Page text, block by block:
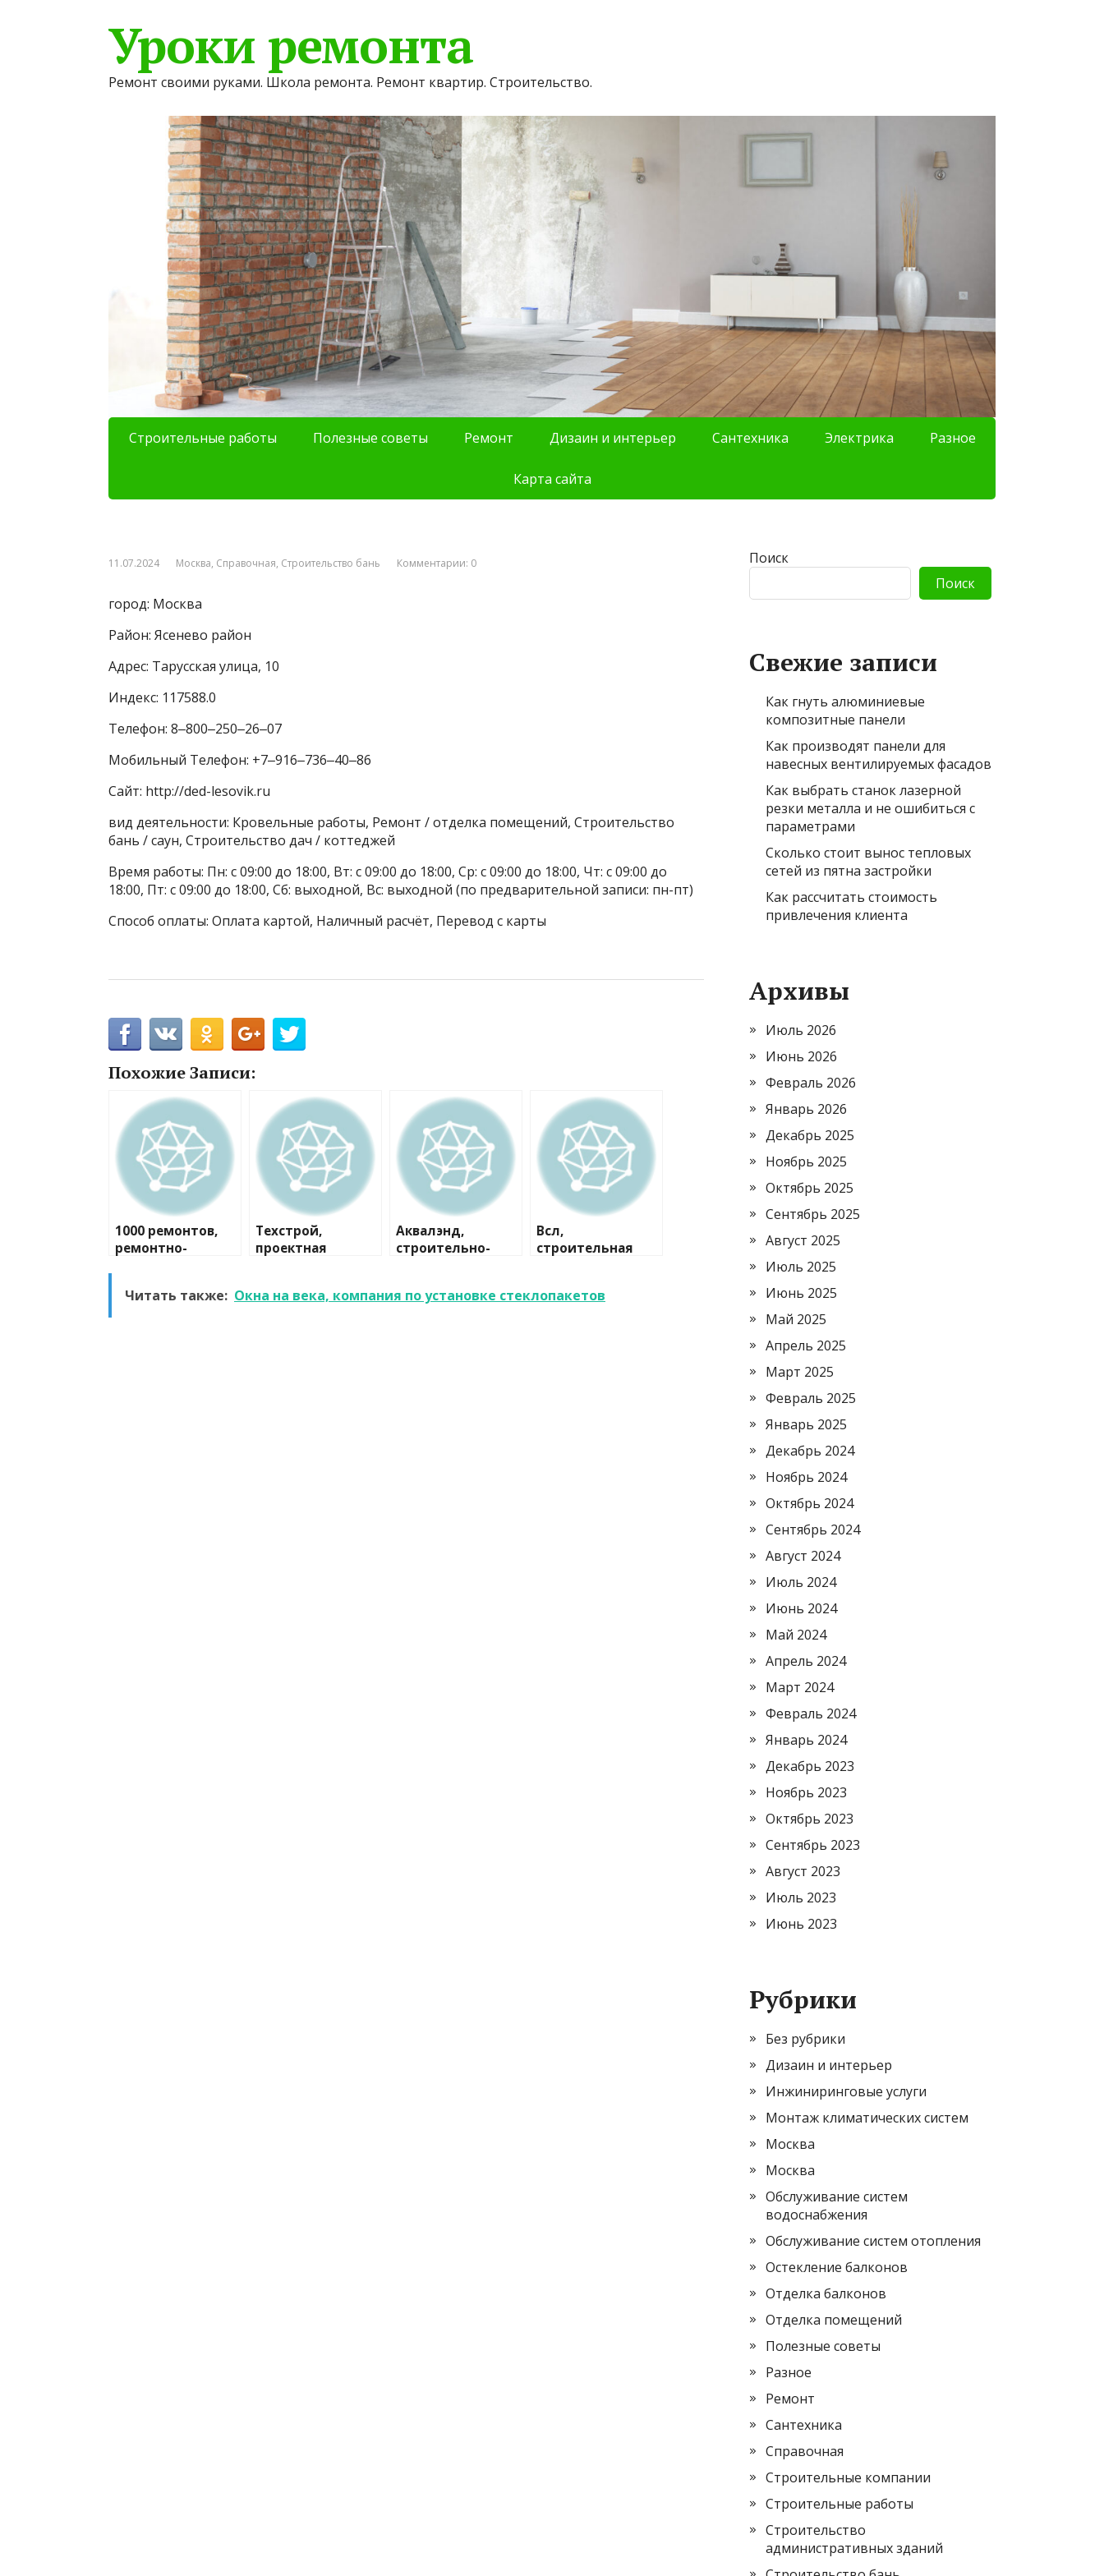
Уроки ремонта
Ремонт своими руками. Школа ремонта. Ремонт квартир. Строительство.
Строительные работы Полезные советы Ремонт Дизаин и интерьер Сантехника Электрика Разное
Карта сайта
11.07.2024 Москва, Справочная, Строительство бань Комментарии: 0
город: Москва
Район: Ясенево район
Адрес: Тарусская улица, 10
Индекс: 117588.0
Телефон: 8‒800‒250‒26‒07
Мобильный Телефон: +7‒916‒736‒40‒86
Сайт: http://ded-lesovik.ru
вид деятельности: Кровельные работы, Ремонт / отделка помещений, Строительство
бань / саун, Строительство дач / коттеджей
Время работы: Пн: с 09:00 до 18:00, Вт: с 09:00 до 18:00, Ср: с 09:00 до 18:00, Чт: с 09:00 до
18:00, Пт: с 09:00 до 18:00, Сб: выходной, Вс: выходной (по предварительной записи: пн-пт)
Способ оплаты: Оплата картой, Наличный расчёт, Перевод с карты
Похожие Записи:
1000 ремонтов,
ремонтно-
Техстрой,
проектная
Аквалэнд,
строительно-
Всл,
строительная
Читать также: Окна на века, компания по установке стеклопакетов
Поиск
Поиск
Свежие записи
Как гнуть алюминиевые
композитные панели
Как производят панели для
навесных вентилируемых фасадов
Как выбрать станок лазерной
резки металла и не ошибиться с
параметрами
Сколько стоит вынос тепловых
сетей из пятна застройки
Как рассчитать стоимость
привлечения клиента
Архивы
Июль 2026
Июнь 2026
Февраль 2026
Январь 2026
Декабрь 2025
Ноябрь 2025
Октябрь 2025
Сентябрь 2025
Август 2025
Июль 2025
Июнь 2025
Май 2025
Апрель 2025
Март 2025
Февраль 2025
Январь 2025
Декабрь 2024
Ноябрь 2024
Октябрь 2024
Сентябрь 2024
Август 2024
Июль 2024
Июнь 2024
Май 2024
Апрель 2024
Март 2024
Февраль 2024
Январь 2024
Декабрь 2023
Ноябрь 2023
Октябрь 2023
Сентябрь 2023
Август 2023
Июль 2023
Июнь 2023
Рубрики
Без рубрики
Дизаин и интерьер
Инжиниринговые услуги
Монтаж климатических систем
Москва
Москва
Обслуживание систем
водоснабжения
Обслуживание систем отопления
Остекление балконов
Отделка балконов
Отделка помещений
Полезные советы
Разное
Ремонт
Сантехника
Справочная
Строительные компании
Строительные работы
Строительство
административных зданий